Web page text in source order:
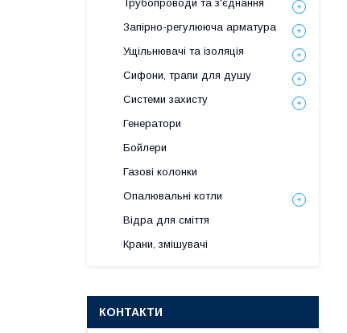
Трубопроводи та з'єднання
Запірно-регулююча арматура
Ущільнювачі та ізоляція
Сифони, трапи для душу
Системи захисту
Генератори
Бойлери
Газові колонки
Опалювальні котли
Відра для сміття
Крани, змішувачі
КОНТАКТИ